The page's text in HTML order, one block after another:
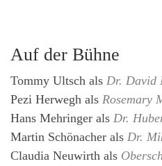
Auf der Bühne
Tommy Ultsch als Dr. David
Pezi Herwegh als Rosemary
Hans Mehringer als Dr.
Martin Schönacher als Dr.
Claudia Neuwirth als